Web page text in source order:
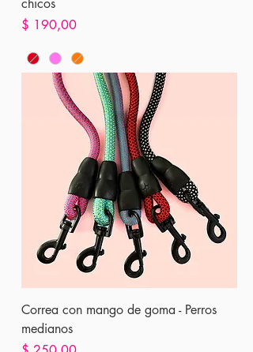
Precio
$ 190,00
Correa con mango de goma - Perros
medianos